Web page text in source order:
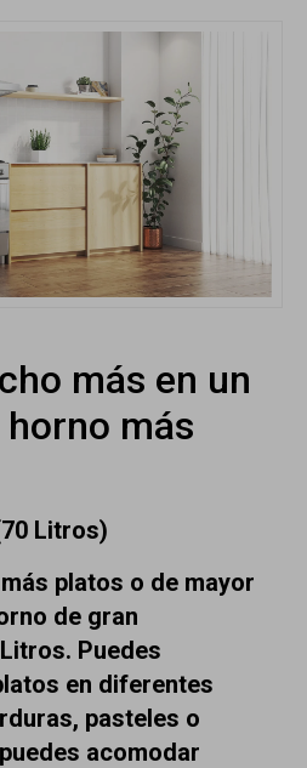
más en un
más
Litros)
platos o de mayor
de gran
Puedes
en diferentes
pasteles o
acomodar